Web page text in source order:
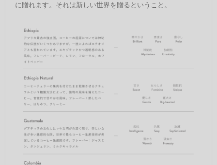
に贈れます。それは新しい世界を贈るということ。